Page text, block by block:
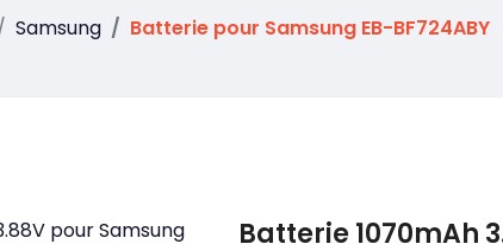
Samsung Batterie pour Samsung EB-BF724ABY
Batterie 1070mAh